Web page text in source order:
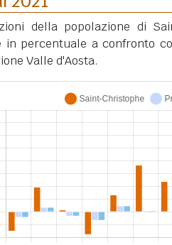
della popolazione di
in percentuale a confronto
Valle d'Aosta.